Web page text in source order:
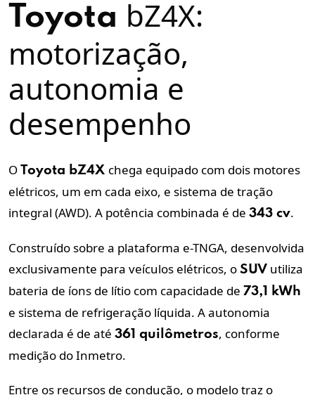
Toyota bZ4X:
motorização,
autonomia e
desempenho
O Toyota bZ4X chega equipado com dois motores
elétricos, um em cada eixo, e sistema de tração
integral (AWD). A potência combinada é de 343 cv.
Construído sobre a plataforma e-TNGA, desenvolvida
exclusivamente para veículos elétricos, o SUV utiliza
bateria de íons de lítio com capacidade de 73,1 kWh
e sistema de refrigeração líquida. A autonomia
declarada é de até 361 quilômetros, conforme
medição do Inmetro.
Entre os recursos de condução, o modelo traz o